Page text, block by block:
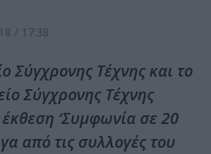
/ 17:38
Σύγχρονης Τέχνης και το
Σύγχρονης Τέχνης
‘Συμφωνία σε 20
από τις συλλογές του